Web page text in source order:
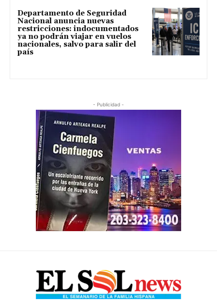
Departamento de Seguridad
Nacional anuncia nuevas
restricciones: indocumentados
ya no podrán viajar en vuelos
nacionales, salvo para salir del
país
- Publicidad -